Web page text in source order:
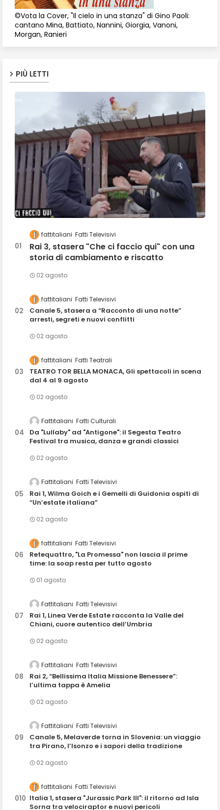
©Vota la Cover, "Il cielo in una stanza" di Gino Paoli:
cantano Mina, Battiato, Nannini, Giorgia, Vanoni,
Morgan, Ranieri
PIÙ LETTI
fattitaliani Fatti Televisivi
Rai 3, stasera "Che ci faccio qui" con una
storia di cambiamento e riscatto
02 agosto
fattitaliani Fatti Televisivi
Canale 5, stasera a “Racconto di una notte”
arresti, segreti e nuovi conflitti
02 agosto
fattitaliani Fatti Teatrali
TEATRO TOR BELLA MONACA, Gli spettacoli in scena
dal 4 al 9 agosto
02 agosto
Fattitaliani Fatti Culturali
Da "Lullaby" ad "Antigone": il Segesta Teatro
Festival tra musica, danza e grandi classici
02 agosto
Fattitaliani Fatti Televisivi
Rai 1, Wilma Goich e i Gemelli di Guidonia ospiti di
“Un’estate italiana”
02 agosto
fattitaliani Fatti Televisivi
Retequattro, "La Promessa" non lascia il prime
time: la soap resta per tutto agosto
01 agosto
Fattitaliani Fatti Televisivi
Rai 1, Linea Verde Estate racconta la Valle del
Chiani, cuore autentico dell’Umbria
02 agosto
Fattitaliani Fatti Televisivi
Rai 2, “Bellissima Italia Missione Benessere”:
l’ultima tappa è Amelia
02 agosto
Fattitaliani Fatti Televisivi
Canale 5, Melaverde torna in Slovenia: un viaggio
tra Pirano, l’Isonzo e i sapori della tradizione
02 agosto
fattitaliani Fatti Televisivi
Italia 1, stasera "Jurassic Park III": il ritorno ad Isla
Sorna tra velociraptor e nuovi pericoli